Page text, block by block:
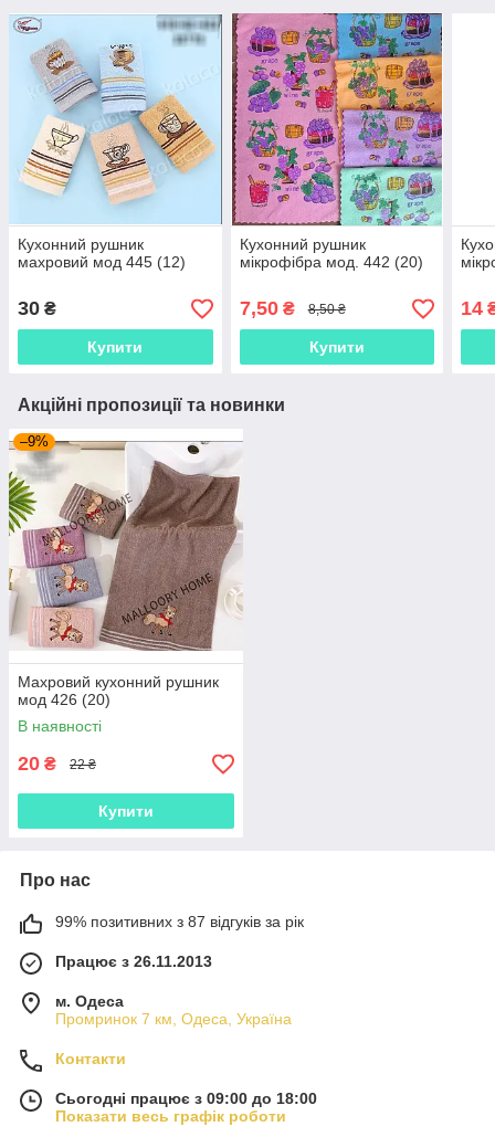
Кухонний рушник
махровий мод 445 (12)
30 ₴
Купити
Кухонний рушник
мікрофібра мод. 442 (20)
7,50₴ 8,50 ₴
Купити
14
Акційні пропозиції та новинки
–9%
Махровий кухонний рушник
мод 426 (20)
В наявності
20 ₴ 22 ₴
Купити
Про нас
99% позитивних з 87 відгуків за рік
Працює з 26.11.2013
м. Одеса
Промринок 7 км, Одеса, Україна
Контакти
Сьогодні працює з 09:00 до 18:00
Показати весь графік роботи